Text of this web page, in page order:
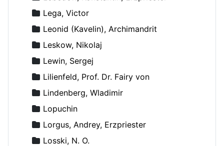
Lega, Victor
Leonid (Kavelin), Archimandrit
Leskow, Nikolaj
Lewin, Sergej
Lilienfeld, Prof. Dr. Fairy von
Lindenberg, Wladimir
Lopuchin
Lorgus, Andrey, Erzpriester
Losski, N. O.